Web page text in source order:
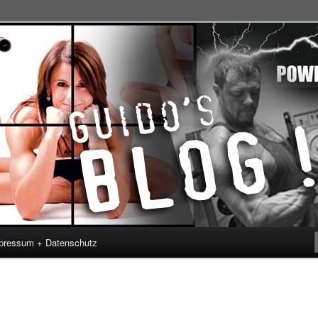
Blog
Style your body !
+ Datenschutz